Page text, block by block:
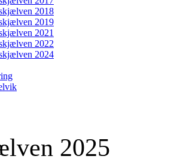
2018
2019
2021
2022
2024
2025